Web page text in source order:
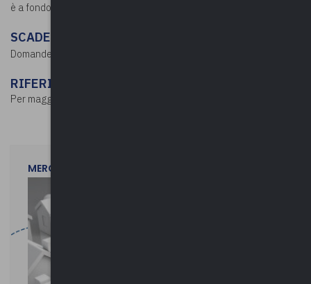
è a fondo perduto.
SCADENZA
Domande dalle
RIFERIMENTI
Per maggiori dettagli consultare l’
MERCOLEDì 29 LUGLIO 2026